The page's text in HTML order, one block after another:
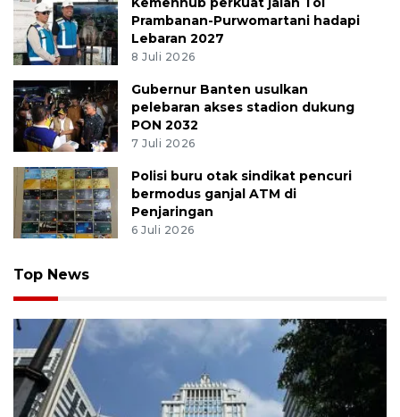
Prambanan-Purwomartani hadapi
Lebaran 2027
8 Juli 2026
Gubernur Banten usulkan
pelebaran akses stadion dukung
PON 2032
7 Juli 2026
Polisi buru otak sindikat pencuri
bermodus ganjal ATM di
Penjaringan
6 Juli 2026
Top News